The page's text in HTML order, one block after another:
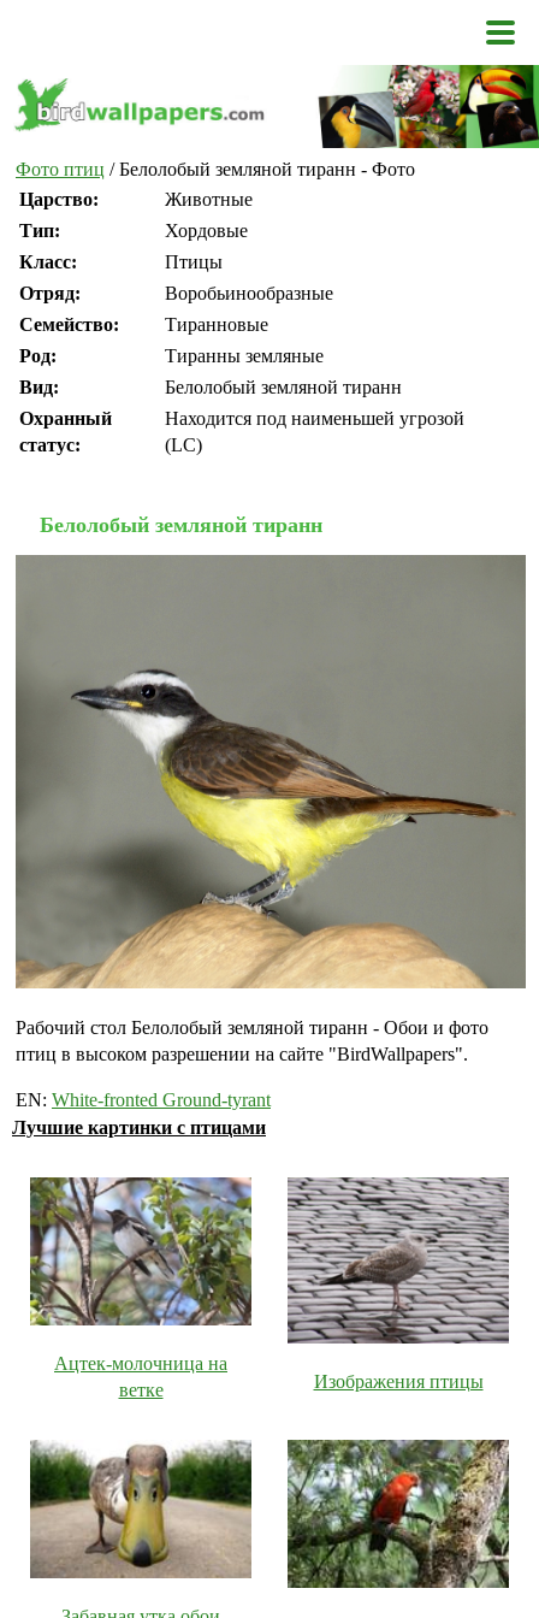
Фото птиц / Белолобый земляной тиранн - Фото
Царство:
Животные
Тип:
Хордовые
Класс:
Птицы
Отряд:
Воробьинообразные
Семейство:
Тиранновые
Род:
Тиранны земляные
Вид:
Белолобый земляной тиранн
Охранный
статус:
Находится под наименьшей угрозой
(LC)
Белолобый земляной тиранн
Рабочий стол Белолобый земляной тиранн - Обои и фото
птиц в высоком разрешении на сайте "BirdWallpapers".
EN: White-fronted Ground-tyrant
Лучшие картинки с птицами
Ацтек-молочница на
ветке
Изображения птицы